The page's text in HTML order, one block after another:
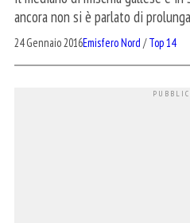
ancora non si è parlato di
24 Gennaio 2016Emisfero Nord /Top 14